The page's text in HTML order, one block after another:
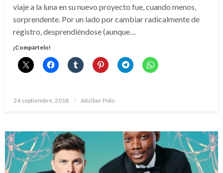
viaje a la luna en su nuevo proyecto fue, cuando menos,
sorprendente. Por un lado por cambiar radicalmente de
registro, desprendiéndose (aunque…
¡Compártelo!
Publicado
24 septiembre, 2018 Aitziber Polo